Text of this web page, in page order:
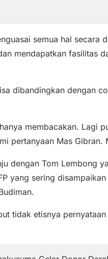
semua hal secara
mendapatkan fasilitas
dibandingkan dengan
membacakan. Lagi
pertanyaan Mas Gibran.
dengan Tom Lembong
yang sering
tidak etisnya